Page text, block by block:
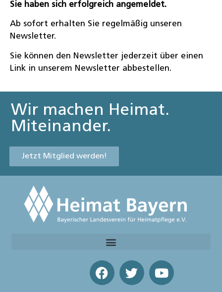
Sie haben sich erfolgreich angemeldet.
Ab sofort erhalten Sie regelmäßig unseren
Newsletter.
Sie können den Newsletter jederzeit über einen
Link in unserem Newsletter abbestellen.
Wir machen Heimat.
Miteinander.
Jetzt Mitglied werden!